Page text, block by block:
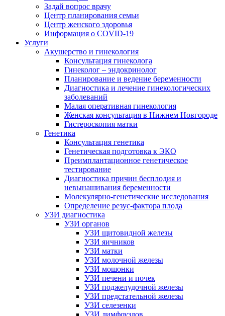
Задай вопрос врачу
Центр планирования семьи
Центр женского здоровья
Информация о COVID-19
Услуги
Акушерство и гинекология
Консультация гинеколога
Гинеколог – эндокринолог
Планирование и ведение беременности
Диагностика и лечение гинекологических
заболеваний
Малая оперативная гинекология
Женская консультация в Нижнем Новгороде
Гистероскопия матки
Генетика
Консультация генетика
Генетическая подготовка к ЭКО
Преимплантационное генетическое
тестирование
Диагностика причин бесплодия и
невынашивания беременности
Молекулярно-генетические исследования
Определение резус-фактора плода
УЗИ диагностика
УЗИ органов
УЗИ щитовидной железы
УЗИ яичников
УЗИ матки
УЗИ молочной железы
УЗИ мошонки
УЗИ печени и почек
УЗИ поджелудочной железы
УЗИ предстательной железы
УЗИ селезенки